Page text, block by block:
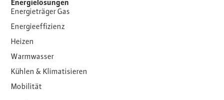
Energielösungen
Energieträger Gas
Energieeffizienz
Heizen
Warmwasser
Kühlen & Klimatisieren
Mobilität